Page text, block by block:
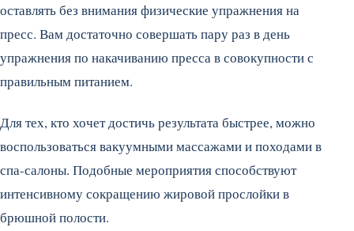
оставлять без внимания физические упражнения на
пресс. Вам достаточно совершать пару раз в день
упражнения по накачиванию пресса в совокупности с
правильным питанием.
Для тех, кто хочет достичь результата быстрее, можно
воспользоваться вакуумными массажами и походами в
спа-салоны. Подобные мероприятия способствуют
интенсивному сокращению жировой прослойки в
брюшной полости.